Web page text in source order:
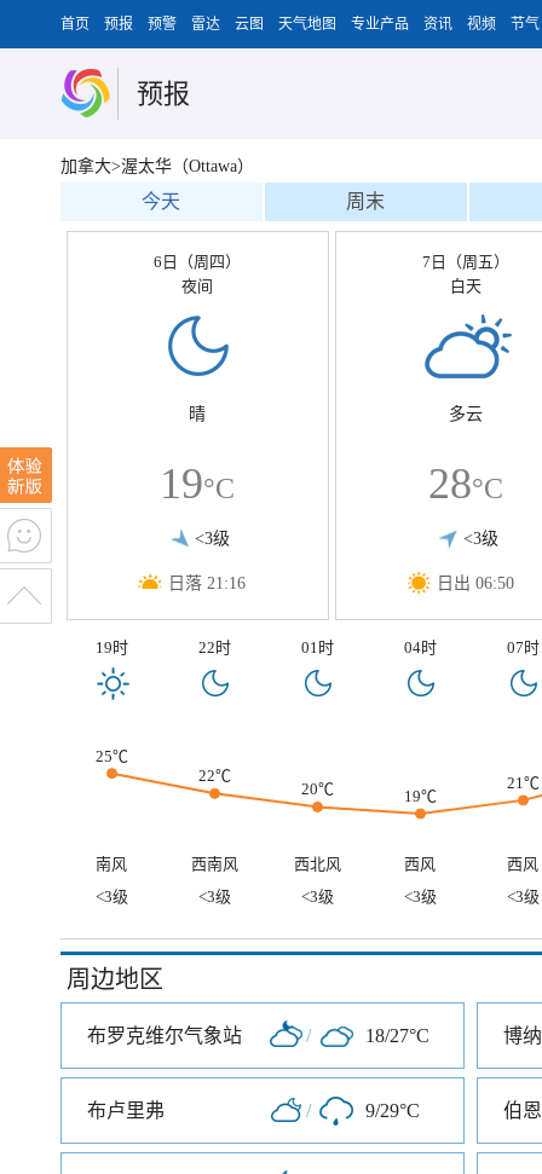
首页 预报 预警 雷达 云图 天气地图 专业产品 资讯 视频 节气
预报
加拿大>渥太华（Ottawa）
今天 周末
6日（周四）
夜间
晴
19°C
<3级
日落 21:16
7日（周五）
白天
多云
28°C
<3级
日出 06:50
19时 22时 01时 04时 07时
25℃
22℃
20℃ 19℃
21℃
南风 西南风 西北风 西风
西风
<3级
<3级 <3级 <3级 <3级
周边地区
布罗克维尔气象站 / 18/27°C 博
布卢里弗 / 9/29°C 伯